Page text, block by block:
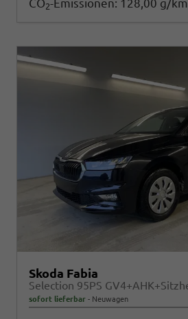
CO2-Emissionen: 128,00 g/km
Skoda Fabia
sofort lieferbar Neuwagen